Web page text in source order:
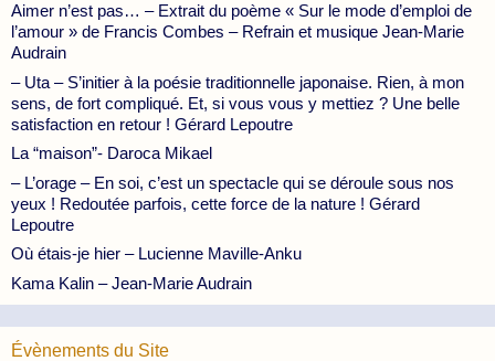
Aimer n’est pas… – Extrait du poème « Sur le mode d’emploi de
l’amour » de Francis Combes – Refrain et musique Jean-Marie
Audrain
– Uta – S’initier à la poésie traditionnelle japonaise. Rien, à mon
sens, de fort compliqué. Et, si vous vous y mettiez ? Une belle
satisfaction en retour ! Gérard Lepoutre
La “maison”- Daroca Mikael
– L’orage – En soi, c’est un spectacle qui se déroule sous nos
yeux ! Redoutée parfois, cette force de la nature ! Gérard
Lepoutre
Où étais-je hier – Lucienne Maville-Anku
Kama Kalin – Jean-Marie Audrain
Évènements du Site